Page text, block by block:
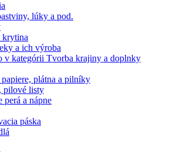
lúky a pod.
krytina
a ich výroba
v kategórii Tvorba krajiny a doplnky
plátna a pilníky
pilové listy
perá a nápne
páska